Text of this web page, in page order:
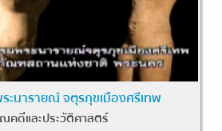
ะนารายณ์ จตุรภุขเมืองศรีเทพ
คดีและประวัติศาสตร์